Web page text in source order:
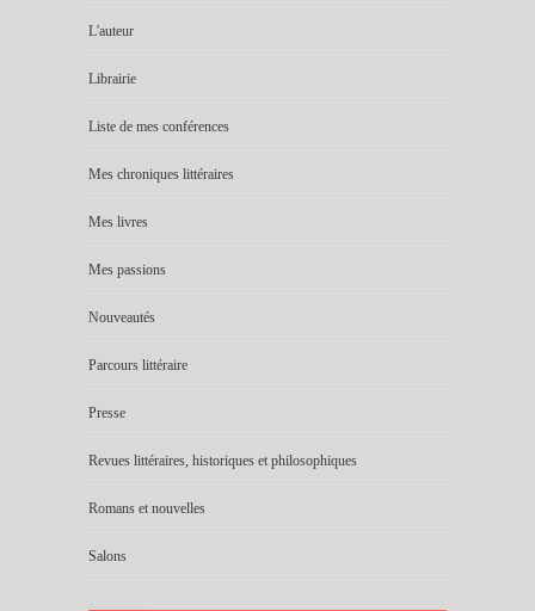
L'auteur
Librairie
Liste de mes conférences
Mes chroniques littéraires
Mes livres
Mes passions
Nouveautés
Parcours littéraire
Presse
Revues littéraires, historiques et philosophiques
Romans et nouvelles
Salons